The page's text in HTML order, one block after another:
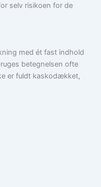
selv risikoen for de
med ét fast indhold
betegnelsen ofte
er fuldt kaskodækket,